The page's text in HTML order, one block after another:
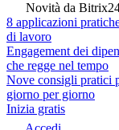
Novità da
8 applicazioni
di lavoro
Engagement dei
che regge nel tempo
Nove consigli pratici
giorno per giorno
Inizia gratis